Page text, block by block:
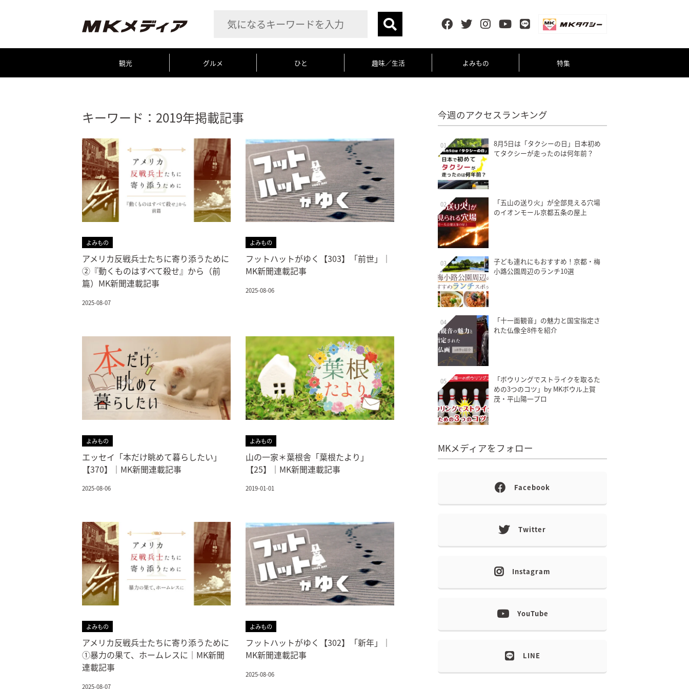
観光 グルメ ひと 趣味／生活 よみもの 特集
キーワード：2019年掲載記事
よみもの
アメリカ反戦兵士たちに寄り添うために
②『動くものはすべて殺せ』から（前
篇）MK新聞連載記事
2025-08-07
よみもの
フットハットがゆく【303】「前世」｜
MK新聞連載記事
2025-08-06
よみもの
エッセイ「本だけ眺めて暮らしたい」
【370】｜MK新聞連載記事
2025-08-06
よみもの
山の一家＊葉根舎「葉根たより」
【25】｜MK新聞連載記事
2019-01-01
よみもの
アメリカ反戦兵士たちに寄り添うために
①暴力の果て、ホームレスに｜MK新聞
連載記事
2025-08-07
よみもの
フットハットがゆく【302】「新年」｜
MK新聞連載記事
2025-08-06
今週のアクセスランキング
01
8月5日は「タクシーの日」日本初め
てタクシーが走ったのは何年前？
02
「五山の送り火」が全部見える穴場
のイオンモール京都五条の屋上
03
子ども連れにもおすすめ！京都・梅
小路公園周辺のランチ10選
04
「十一面観音」の魅力と国宝指定さ
れた仏像全8件を紹介
05
「ボウリングでストライクを取るた
めの3つのコツ」by MKボウル上賀
茂・平山陽一プロ
MKメディアをフォロー
Facebook
Twitter
Instagram
YouTube
LINE